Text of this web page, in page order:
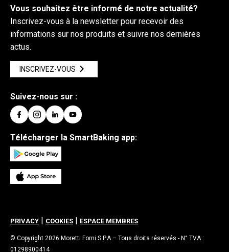
Vous souhaitez être informé de notre actualité?
Inscrivez-vous à la newsletter pour recevoir des
informations sur nos produits et suivre nos dernières
actus.
INSCRIVEZ-VOUS
Suivez-nous sur :
Télécharger la SmartBaking app:
PRIVACY | COOKIES | ESPACE MEMBRES
© Copyright 2026 Moretti Forni S.P.A – Tous droits réservés - N° TVA :
01298900414